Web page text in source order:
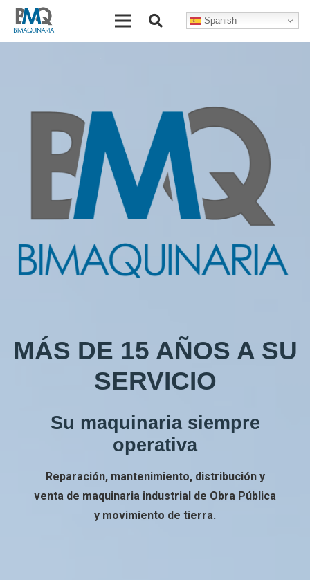
Spanish
MÁS DE 15 AÑOS A SU
SERVICIO
Su maquinaria siempre
operativa
Reparación, mantenimiento, distribución y
venta de maquinaria industrial de Obra Pública
y movimiento de tierra.